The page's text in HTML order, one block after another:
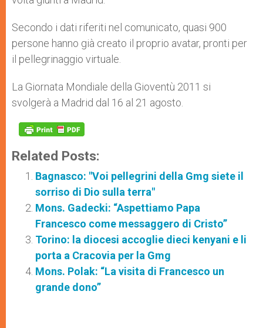
Secondo i dati riferiti nel comunicato, quasi 900
persone hanno già creato il proprio avatar, pronti per
il pellegrinaggio virtuale.
La Giornata Mondiale della Gioventù 2011 si
svolgerà a Madrid dal 16 al 21 agosto.
Related Posts:
Bagnasco: "Voi pellegrini della Gmg siete il
sorriso di Dio sulla terra"
Mons. Gadecki: “Aspettiamo Papa
Francesco come messaggero di Cristo”
Torino: la diocesi accoglie dieci kenyani e li
porta a Cracovia per la Gmg
Mons. Polak: “La visita di Francesco un
grande dono”